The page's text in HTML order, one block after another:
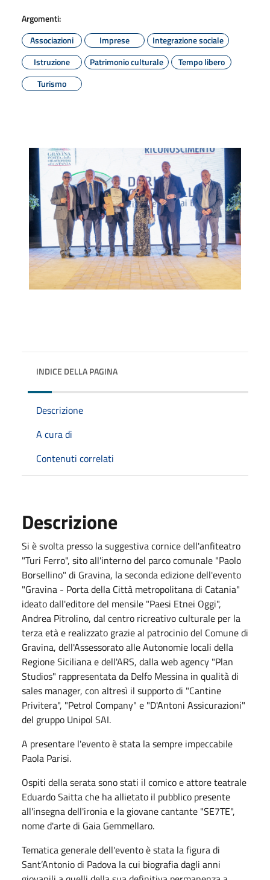
Argomenti:
Associazioni
Imprese
Integrazione sociale
Istruzione
Patrimonio culturale
Tempo libero
Turismo
INDICE DELLA PAGINA
Descrizione
A cura di
Contenuti correlati
Descrizione
Si è svolta presso la suggestiva cornice dell'anfiteatro
"Turi Ferro", sito all'interno del parco comunale "Paolo
Borsellino" di Gravina, la seconda edizione dell'evento
"Gravina - Porta della Città metropolitana di Catania"
ideato dall'editore del mensile "Paesi Etnei Oggi",
Andrea Pitrolino, dal centro ricreativo culturale per la
terza età e realizzato grazie al patrocinio del Comune di
Gravina, dell'Assessorato alle Autonomie locali della
Regione Siciliana e dell'ARS, dalla web agency "Plan
Studios" rappresentata da Delfo Messina in qualità di
sales manager, con altresì il supporto di "Cantine
Privitera", "Petrol Company" e "D'Antoni Assicurazioni"
del gruppo Unipol SAI.
A presentare l'evento è stata la sempre impeccabile
Paola Parisi.
Ospiti della serata sono stati il comico e attore teatrale
Eduardo Saitta che ha allietato il pubblico presente
all'insegna dell'ironia e la giovane cantante "SE7TE",
nome d'arte di Gaia Gemmellaro.
Tematica generale dell'evento è stata la figura di
Sant’Antonio di Padova la cui biografia dagli anni